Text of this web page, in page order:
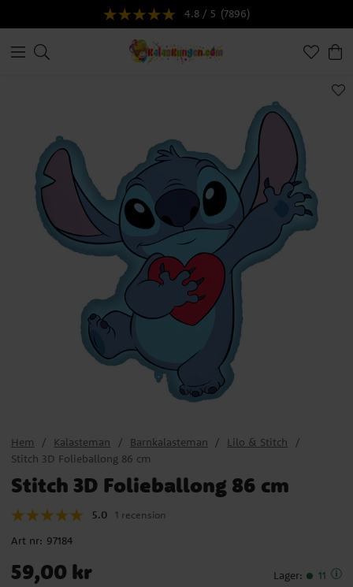
4.8 / 5 (7896)
Hem Kalasteman Barnkalasteman
Lilo & Stitch
Stitch 3D Folieballong 86 cm
Stitch 3D Folieballong 86 cm
5.0 1 recension
Art nr: 97184
Pris: 59,00 kr
59,00 kr Lager: 11